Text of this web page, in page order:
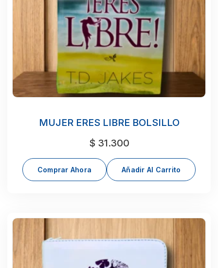
MUJER ERES LIBRE BOLSILLO
$ 31.300
Comprar Ahora Añadir Al Carrito